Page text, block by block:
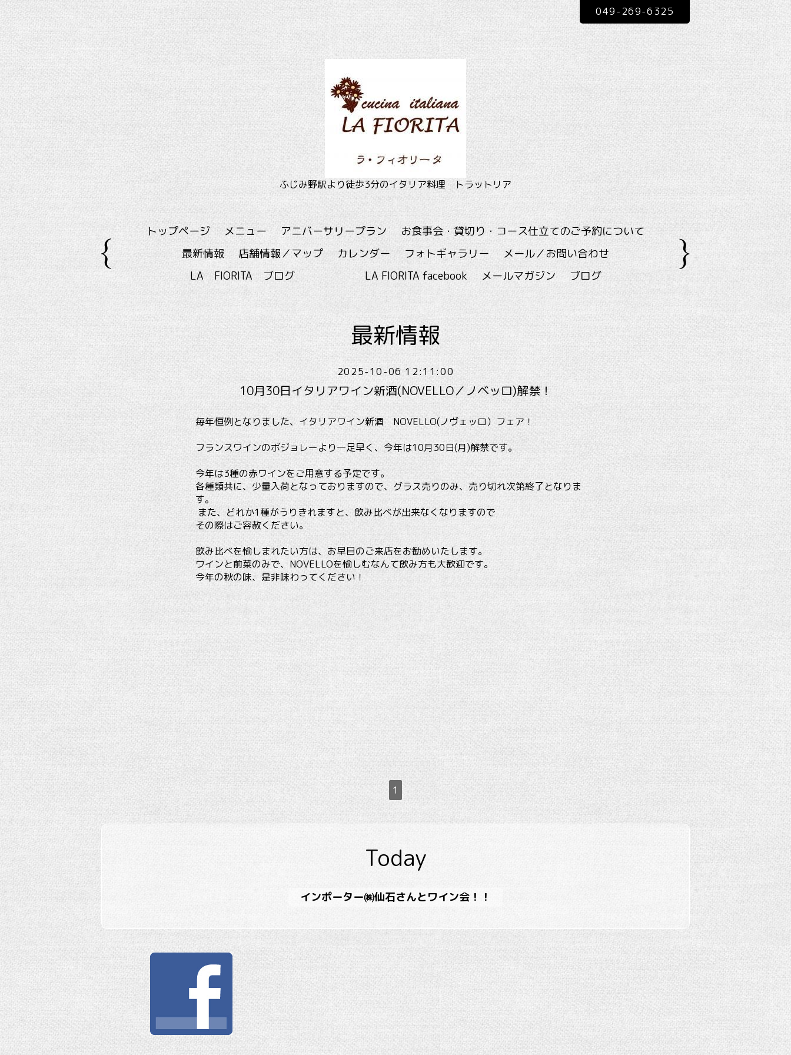
ふじみ野駅より徒歩3分のイタリア料理 トラットリア
049-269-6325
トップページ メニュー アニバーサリープラン
お食事会・貸切り・コース仕立てのご予約について
最新情報
店舗情報／マップ カレンダー フォトギャラリー
メール／お問い合わせ
LA FIORITA ブログ
LA FIORITA facebook メールマガジン ブログ
最新情報
2025-10-06 12:11:00
10月30日イタリアワイン新酒(NOVELLO／ノベッロ)解禁！
毎年恒例となりました、イタリアワイン新酒 NOVELLO(ノヴェッロ）フェア！
フランスワインのボジョレーより一足早く、今年は10月30日(月)解禁です。
今年は3種の赤ワインをご用意する予定です。
各種類共に、少量入荷となっておりますので、グラス売りのみ、売り切れ次第終了となりま
す。
また、どれか1種がうりきれますと、飲み比べが出来なくなりますので
その際はご容赦ください。
飲み比べを愉しまれたい方は、お早目のご来店をお勧めいたします。
ワインと前菜のみで、NOVELLOを愉しむなんて飲み方も大歓迎です。
今年の秋の味、是非味わってください！
1
Today
インポーター㈱仙石さんとワイン会！！